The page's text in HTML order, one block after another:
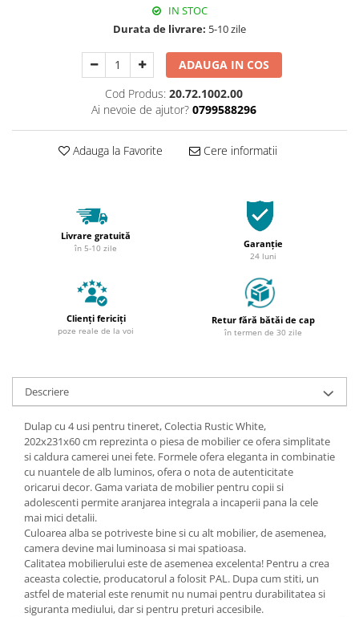
IN STOC
Durata de livrare: 5-10 zile
ADAUGA IN COS
Cod Produs: 20.72.1002.00
Ai nevoie de ajutor? 0799588296
Adauga la Favorite Cere informatii
Livrare gratuită
în 5-10 zile Garanție
24 luni
Clienți fericiți
poze reale de la voi
Retur fără bătăi de cap
în termen de 30 zile
Descriere
Dulap cu 4 usi pentru tineret, Colectia Rustic White,
202x231x60 cm reprezinta o piesa de mobilier ce ofera simplitate
si caldura camerei unei fete. Formele ofera eleganta in combinatie
cu nuantele de alb luminos, ofera o nota de autenticitate
oricarui decor. Gama variata de mobilier pentru copii si
adolescenti permite aranjarea integrala a incaperii pana la cele
mai mici detalii.
Culoarea alba se potriveste bine si cu alt mobilier, de asemenea,
camera devine mai luminoasa si mai spatioasa.
Calitatea mobilierului este de asemenea excelenta! Pentru a crea
aceasta colectie, producatorul a folosit PAL. Dupa cum stiti, un
astfel de material este renumit nu numai pentru durabilitatea si
siguranta mediului, dar si pentru preturi accesibile.